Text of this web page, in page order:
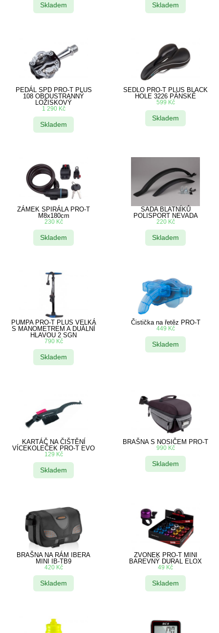
Skladem Skladem
PEDÁL SPD PRO-T PLUS
108 OBOUSTRANNÝ
LOŽISKOVÝ
1 290 Kč
Skladem
SEDLO PRO-T PLUS BLACK
HOLE 3226 PÁNSKÉ
599 Kč
Skladem
ZÁMEK SPIRÁLA PRO-T
M8x180cm
230 Kč
Skladem
SADA BLATNÍKŮ
POLISPORT NEVADA
220 Kč
Skladem
PUMPA PRO-T PLUS VELKÁ
S MANOMETREM A DUÁLNÍ
HLAVOU 2 SGN
790 Kč
Skladem
Čistička na řetěz PRO-T
449 Kč
Skladem
KARTÁČ NA ČIŠTĚNÍ
VÍCEKOLEČEK PRO-T EVO
129 Kč
Skladem
BRAŠNA S NOSIČEM PRO-T
990 Kč
Skladem
BRAŠNA NA RÁM IBERA
MINI IB-TB9
420 Kč
Skladem
ZVONEK PRO-T MINI
BAREVNÝ DURAL ELOX
49 Kč
Skladem